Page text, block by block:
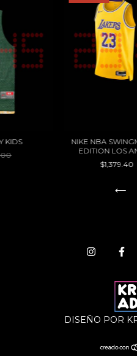
KIDS
NIKE NBA
EDITION LOS
$1,379.40
DISEÑO POR